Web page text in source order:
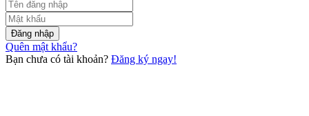
Đăng nhập
Quên mật khẩu?
Bạn chưa có tài khoản? Đăng ký ngay!